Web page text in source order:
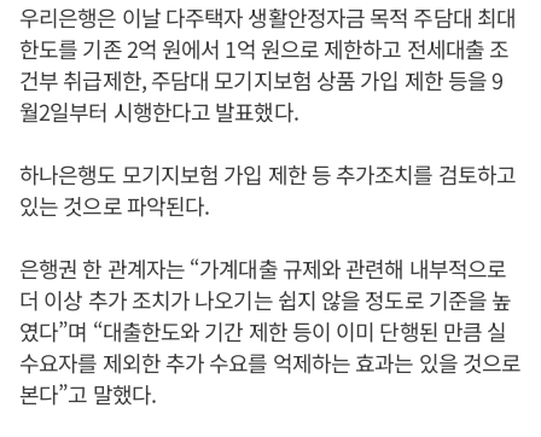
우리은행은 이날 다주택자 생활안정자금 목적 주담대 최대
한도를 기존 2억 원에서 1억 원으로 제한하고 전세대출 조
건부 취급제한, 주담대 모기지보험 상품 가입 제한 등을 9
월2일부터 시행한다고 발표했다.
하나은행도 모기지보험 가입 제한 등 추가조치를 검토하고
있는 것으로 파악된다.
은행권 한 관계자는 “가계대출 규제와 관련해 내부적으로
더 이상 추가 조치가 나오기는 쉽지 않을 정도로 기준을 높
였다”며 “대출한도와 기간 제한 등이 이미 단행된 만큼 실
수요자를 제외한 추가 수요를 억제하는 효과는 있을 것으로
본다”고 말했다.